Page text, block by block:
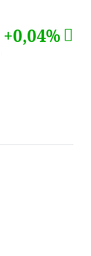
+0,04%